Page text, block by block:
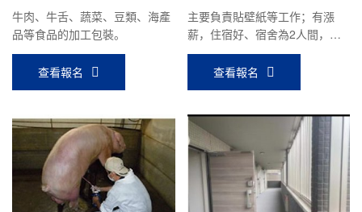
牛肉、牛舌、蔬菜、豆類、海產
品等食品的加工包裝。
查看報名
主要負責貼壁紙等工作；有漲
薪，住宿好、宿舍為2人間，駕
駛員補助1000日元/天（開車上
下班）。查看報名